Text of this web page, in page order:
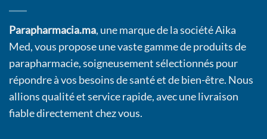
Parapharmacia.ma, une marque de la société Aika
Med, vous propose une vaste gamme de produits de
parapharmacie, soigneusement sélectionnés pour
répondre à vos besoins de santé et de bien-être. Nous
allions qualité et service rapide, avec une livraison
fiable directement chez vous.